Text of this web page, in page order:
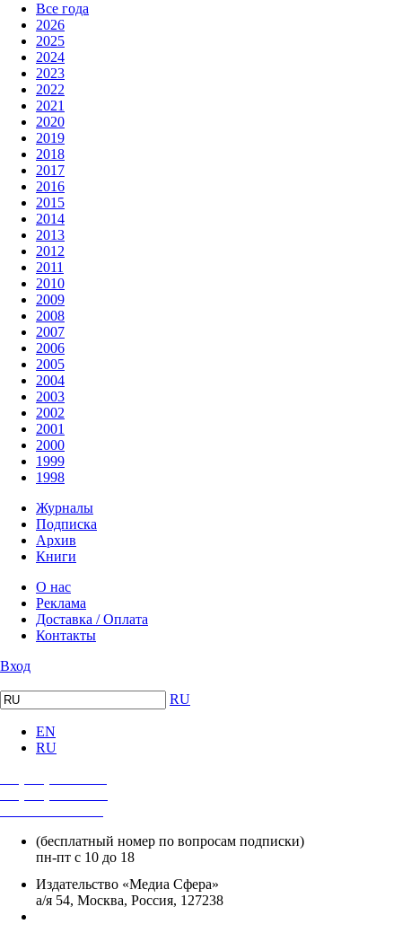
Все года
2026
2025
2024
2023
2022
2021
2020
2019
2018
2017
2016
2015
2014
2013
2012
2011
2010
2009
2008
2007
2006
2005
2004
2003
2002
2001
2000
1999
1998
Журналы
Подписка
Архив
Книги
О нас
Реклама
Доставка / Оплата
Контакты
Вход
RU
EN
RU
(бесплатный номер по вопросам подписки)
пн-пт с 10 до 18
Издательство «Медиа Сфера»
а/я 54, Москва, Россия, 127238